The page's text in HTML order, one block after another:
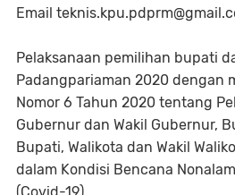
Email
Pelaksanaan pemilihan bupati
Padangpariaman 2020 dengan
Nomor 6 Tahun 2020 tentang
Gubernur dan Wakil Gubernur,
Bupati, Walikota dan Wakil
dalam Kondisi Bencana